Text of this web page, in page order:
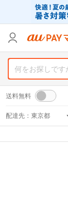
送料無料
配達先：
カテゴリ
支払い方法
その他の条件
カテゴリ
支払い方法
その他の条件